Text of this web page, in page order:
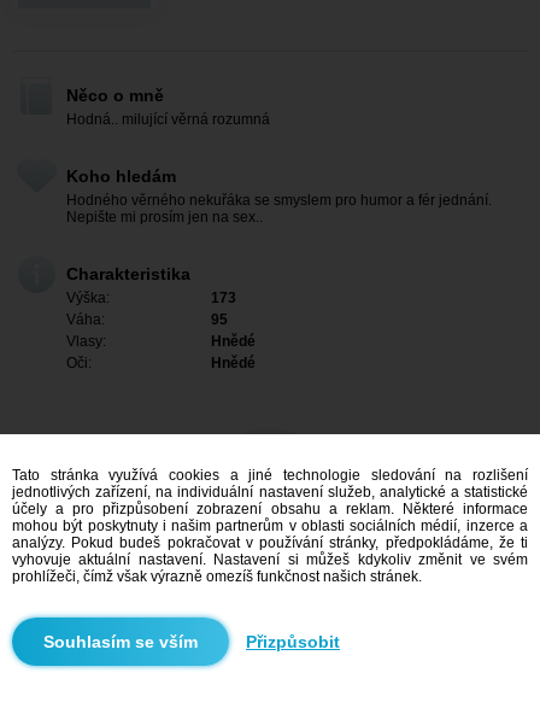
Něco o mně
Hodná.. milující věrná rozumná
Koho hledám
Hodného věrného nekuřáka se smyslem pro humor a fér jednání.
Nepište mi prosím jen na sex..
Charakteristika
Výška:
173
Váha:
95
Vlasy:
Hnědé
Oči:
Hnědé
Vyhledávání
Tato stránka využívá cookies a jiné technologie sledování na rozlišení
jednotlivých zařízení, na individuální nastavení služeb, analytické a statistické
účely a pro přizpůsobení zobrazení obsahu a reklam. Některé informace
mohou být poskytnuty i našim partnerům v oblasti sociálních médií, inzerce a
analýzy. Pokud budeš pokračovat v používání stránky, předpokládáme, že ti
vyhovuje aktuální nastavení. Nastavení si můžeš kdykoliv změnit ve svém
prohlížeči, čímž však výrazně omezíš funkčnost našich stránek.
Přizpůsobit